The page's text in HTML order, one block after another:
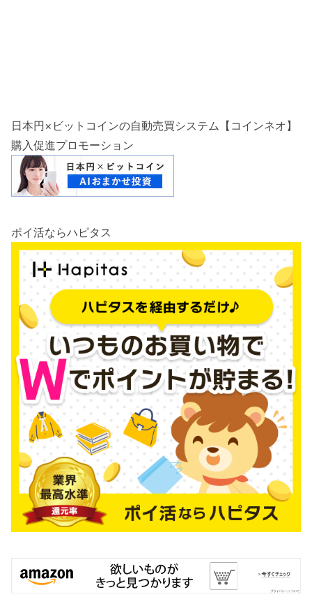
日本円×ビットコインの自動売買システム【コインネオ】
購入促進プロモーション
ポイ活ならハピタス